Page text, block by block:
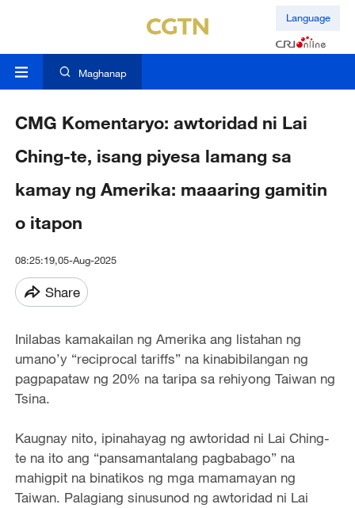
Language
Maghanap
CMG Komentaryo: awtoridad ni Lai
Ching-te, isang piyesa lamang sa
kamay ng Amerika: maaaring gamitin
o itapon
08:25:19,05-Aug-2025
Share
Inilabas kamakailan ng Amerika ang listahan ng
umano’y “reciprocal tariffs” na kinabibilangan ng
pagpapataw ng 20% na taripa sa rehiyong Taiwan ng
Tsina.
Kaugnay nito, ipinahayag ng awtoridad ni Lai Ching-
te na ito ang “pansamantalang pagbabago” na
mahigpit na binatikos ng mga mamamayan ng
Taiwan. Palagiang sinusunod ng awtoridad ni Lai